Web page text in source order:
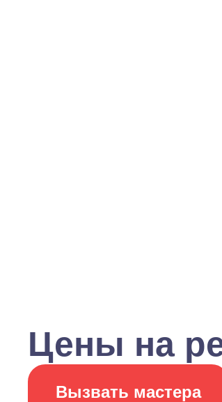
Цены на
Вызвать мастера